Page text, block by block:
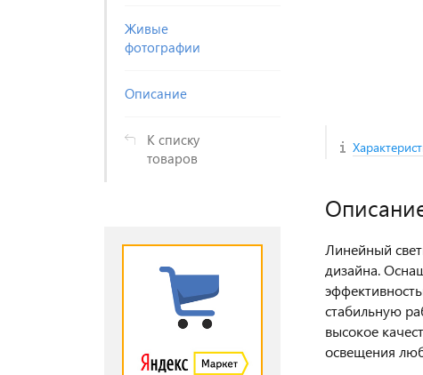
Живые
фотографии
Описание
К списку
товаров
Линейный
дизайна.
стабильную
высокое
освещения